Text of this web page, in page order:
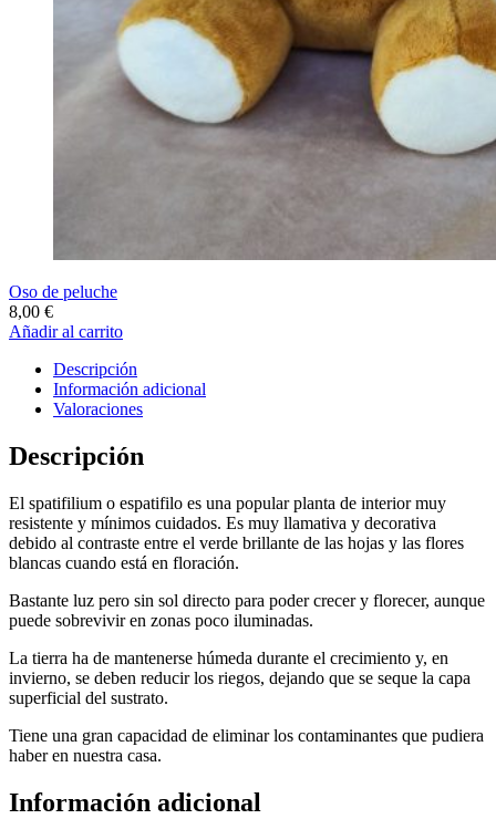
Oso de peluche
8,00 €
Añadir al carrito
Descripción
Información adicional
Valoraciones
Descripción
El spatifilium o espatifilo es una popular planta de interior muy
resistente y mínimos cuidados. Es muy llamativa y decorativa
debido al contraste entre el verde brillante de las hojas y las flores
blancas cuando está en floración.
Bastante luz pero sin sol directo para poder crecer y florecer, aunque
puede sobrevivir en zonas poco iluminadas.
La tierra ha de mantenerse húmeda durante el crecimiento y, en
invierno, se deben reducir los riegos, dejando que se seque la capa
superficial del sustrato.
Tiene una gran capacidad de eliminar los contaminantes que pudiera
haber en nuestra casa.
Información adicional